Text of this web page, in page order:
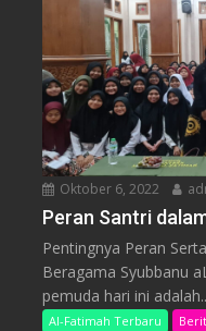
Oktober 6, 2022
Peran Santri
Pentingnya Peran
Beragama Syubbanu
pemuda hari ini
Al-Fatimah Terbaru